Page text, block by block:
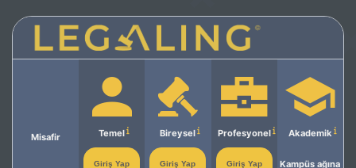
Misafir Temel
Giriş Yap
Bireysel
Giriş Yap
Profesyonel
Giriş Yap
Akademik
Kampüs ağına